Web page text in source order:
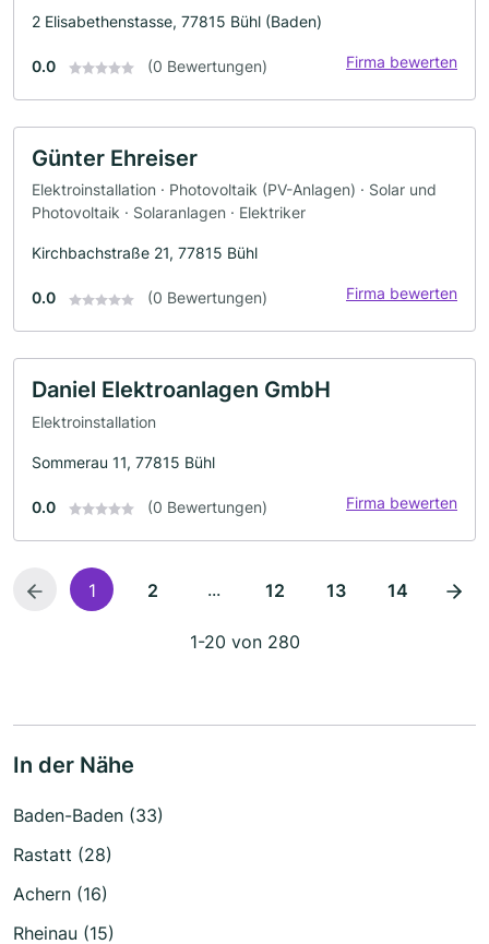
2 Elisabethenstasse, 77815 Bühl (Baden)
0.0 (0 Bewertungen) Firma bewerten
Günter Ehreiser
Elektroinstallation · Photovoltaik (PV-Anlagen) · Solar und
Photovoltaik · Solaranlagen · Elektriker
Kirchbachstraße 21, 77815 Bühl
0.0 (0 Bewertungen) Firma bewerten
Daniel Elektroanlagen GmbH
Elektroinstallation
Sommerau 11, 77815 Bühl
0.0 (0 Bewertungen) Firma bewerten
1 2 ... 12 13 14
1-20 von 280
In der Nähe
Baden-Baden (33)
Rastatt (28)
Achern (16)
Rheinau (15)